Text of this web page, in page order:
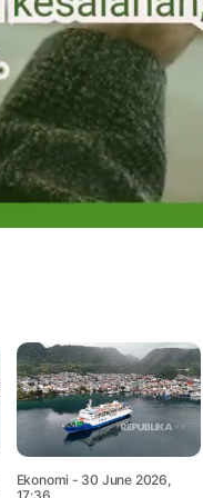
Ekonomi - 30 June 2026,